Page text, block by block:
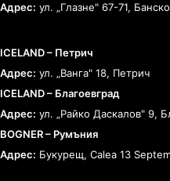
Адрес: ул. „Глазне" 67-71, Банско
ICELAND – Петрич
Адрес: ул. „Ванга" 18, Петрич
ICELAND – Благоевград
Адрес: ул. „Райко Даскалов" 9,
BOGNER – Румъния
Адрес: Букурещ, Calea 13